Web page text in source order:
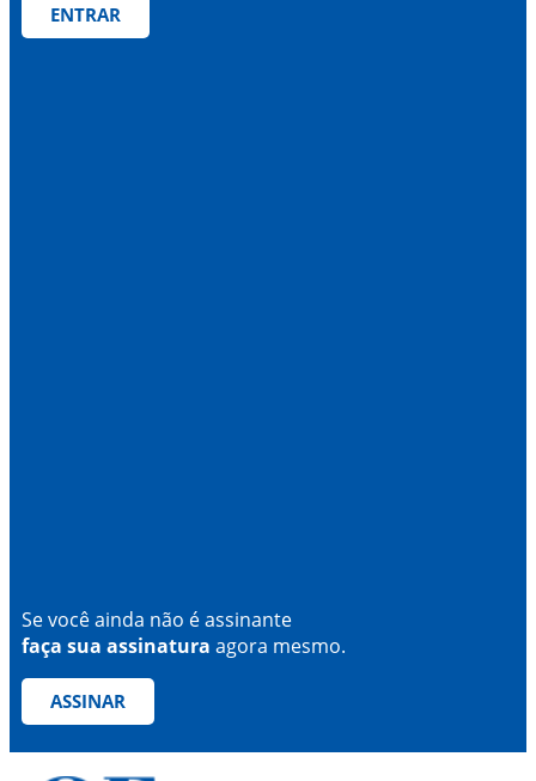
ENTRAR
Se você ainda não é assinante
faça sua assinatura agora mesmo.
ASSINAR